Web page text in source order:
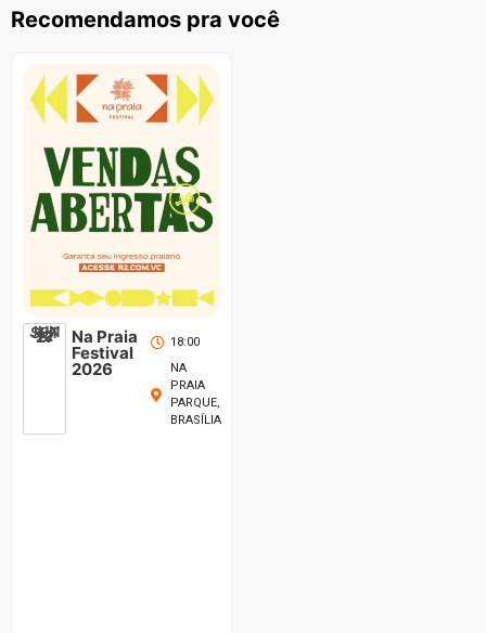
Recomendamos pra você
12
JUN
27
SET Na Praia
Festival
2026
18:00
NA
PRAIA
PARQUE,
BRASÍLIA